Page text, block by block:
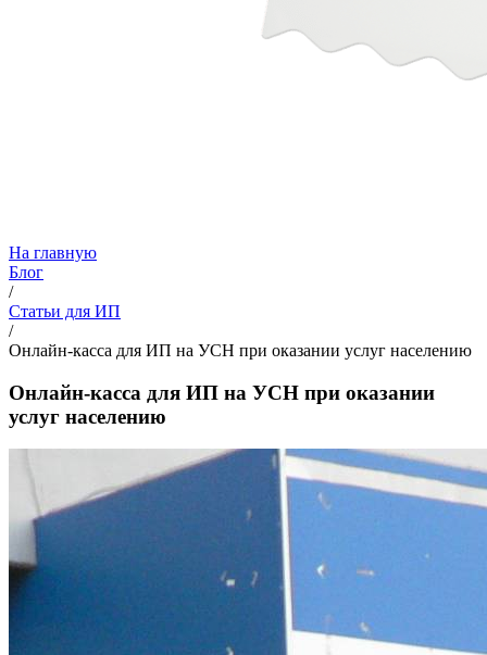
На главную
Блог
/
Статьи для ИП
/
Онлайн-касса для ИП на УСН при оказании услуг населению
Онлайн-касса для ИП на УСН при оказании
услуг населению